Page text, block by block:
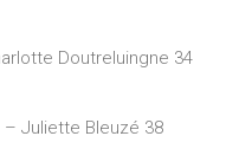
Doutreluingne 34
Juliette Bleuzé 38